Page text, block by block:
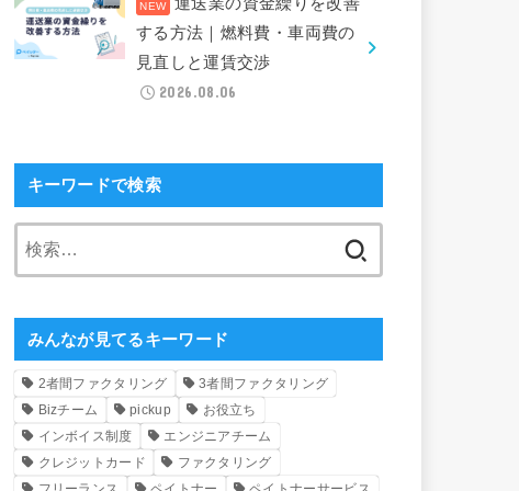
運送業の資金繰りを改善
する方法｜燃料費・車両費の
見直しと運賃交渉
2026.08.06
キーワードで検索
みんなが見てるキーワード
2者間ファクタリング
3者間ファクタリング
Bizチーム
pickup
お役立ち
インボイス制度
エンジニアチーム
クレジットカード
ファクタリング